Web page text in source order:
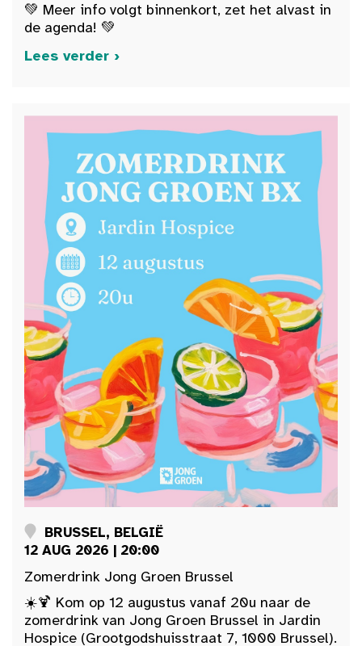
💚 Meer info volgt binnenkort, zet het alvast in
de agenda! 💚
Lees verder ›
BRUSSEL, BELGIË
12 AUG 2026 | 20:00
Zomerdrink Jong Groen Brussel
☀️🍹 Kom op 12 augustus vanaf 20u naar de
zomerdrink van Jong Groen Brussel in Jardin
Hospice (Grootgodshuisstraat 7, 1000 Brussel).